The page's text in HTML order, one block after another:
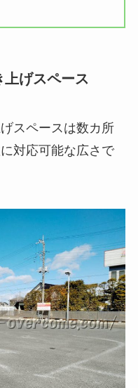
げスペース
スペースは数カ所
対応可能な広さで